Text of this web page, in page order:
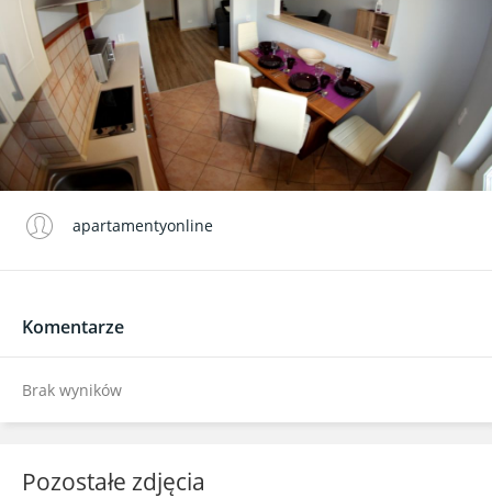
apartamentyonline
Komentarze
Brak wyników
Pozostałe zdjęcia